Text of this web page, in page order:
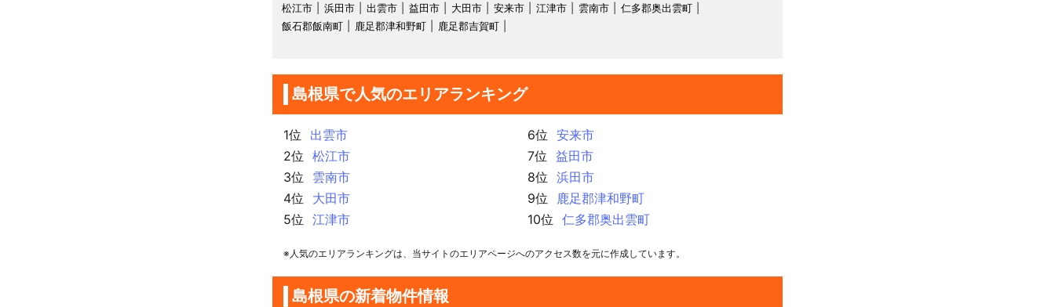
松江市
浜田市 出雲市 益田市 大田市 安来市 江津市 雲南市
仁多郡奥出雲町
飯石郡飯南町
鹿足郡津和野町 鹿足郡吉賀町
島根県で人気のエリアランキング
1位
出雲市
2位
松江市
3位
雲南市
4位
大田市
5位
江津市
6位
安来市
7位
益田市
8位
浜田市
9位
鹿足郡津和野町
10位
仁多郡奥出雲町
※人気のエリアランキングは、当サイトのエリアページへのアクセス数を元に作成しています。
島根県の新着物件情報